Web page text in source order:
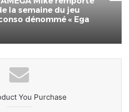
la semaine du jeu
CONTRÔLE LE MONDE
contrôlent le monde
You Purchase